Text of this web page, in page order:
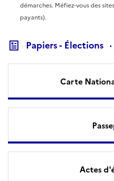
démarches. Méfiez-vous des
payants).
Papiers - Élections
Carte
Actes